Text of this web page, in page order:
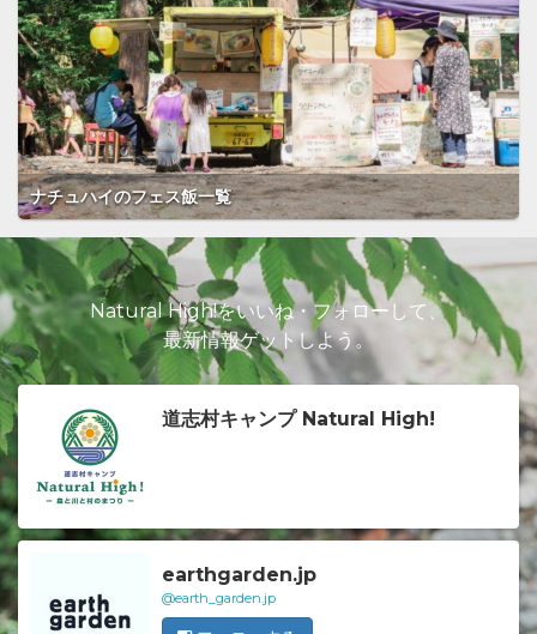
ナチュハイのフェス飯一覧
Natural High!をいいね・フォローして、
最新情報ゲットしよう。
道志村キャンプ Natural High!
earthgarden.jp
@earth_garden.jp